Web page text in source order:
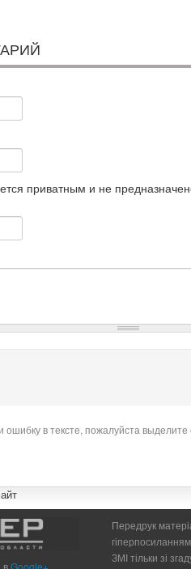
приватным и не
ошибку в тексте, пожалуйста
Google+
Передрук
ЗМІ тільки зі